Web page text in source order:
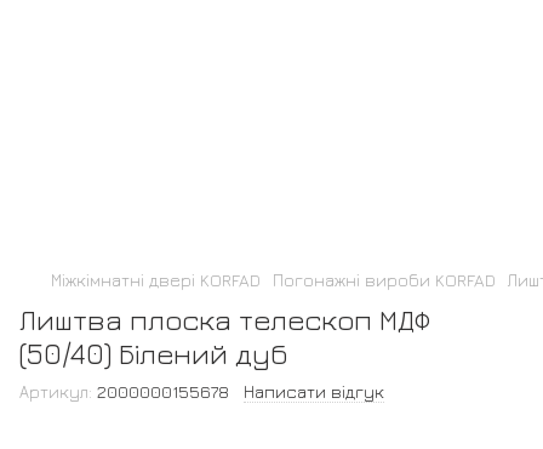
Міжкімнатні двері KORFAD Погонажні вироби KORFAD
Лиштва плоска телескоп МДФ
(50/40) Білений дуб
Артикул: 2000000155678 Написати відгук